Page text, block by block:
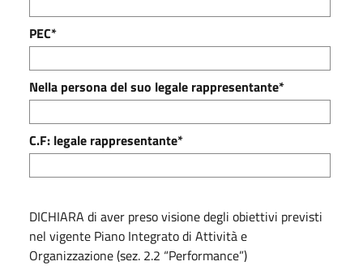
PEC*
Nella persona del suo legale rappresentante*
C.F: legale rappresentante*
DICHIARA di aver preso visione degli obiettivi previsti
nel vigente Piano Integrato di Attività e
Organizzazione (sez. 2.2 “Performance”)